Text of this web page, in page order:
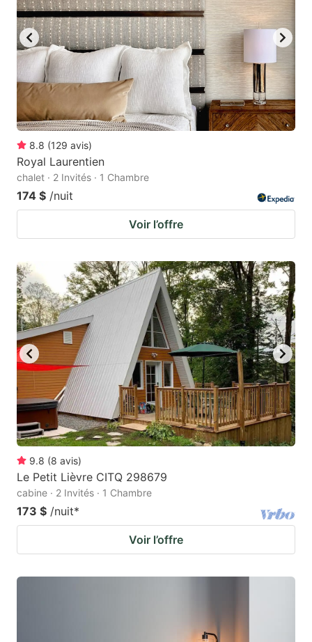
8.8 (129 avis)
Royal Laurentien
chalet · 2 Invités · 1 Chambre
174 $ /nuit
Voir l’offre
9.8 (8 avis)
Le Petit Lièvre CITQ 298679
cabine · 2 Invités · 1 Chambre
173 $ /nuit*
Voir l’offre